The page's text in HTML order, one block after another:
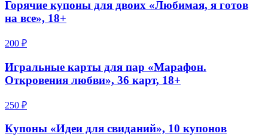
Горячие купоны для двоих «Любимая, я готов
на все», 18+
200 ₽
Игральные карты для пар «Марафон.
Откровения любви», 36 карт, 18+
250 ₽
Купоны «Идеи для свиданий», 10 купонов